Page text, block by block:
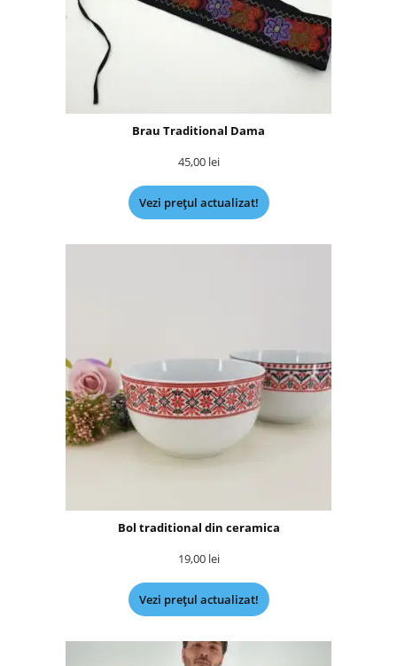
Brau Traditional Dama
45,00 lei
Vezi prețul actualizat!
Bol traditional din ceramica
19,00 lei
Vezi prețul actualizat!